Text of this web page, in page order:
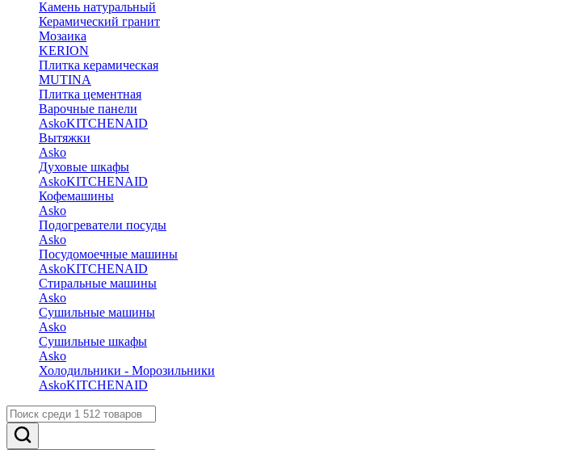
Камень натуральный
Керамический гранит
Мозаика
KERION
Плитка керамическая
MUTINA
Плитка цементная
Варочные панели
AskoKITCHENAID
Вытяжки
Asko
Духовые шкафы
AskoKITCHENAID
Кофемашины
Asko
Подогреватели посуды
Asko
Посудомоечные машины
AskoKITCHENAID
Стиральные машины
Asko
Сушильные машины
Asko
Сушильные шкафы
Asko
Холодильники - Морозильники
AskoKITCHENAID